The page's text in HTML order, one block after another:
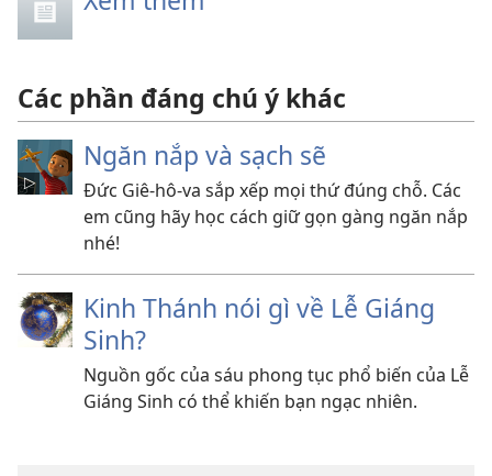
Các phần đáng chú ý khác
Ngăn nắp và sạch sẽ
Đức Giê-hô-va sắp xếp mọi thứ đúng chỗ. Các
em cũng hãy học cách giữ gọn gàng ngăn nắp
nhé!
Kinh Thánh nói gì về Lễ Giáng
Sinh?
Nguồn gốc của sáu phong tục phổ biến của Lễ
Giáng Sinh có thể khiến bạn ngạc nhiên.